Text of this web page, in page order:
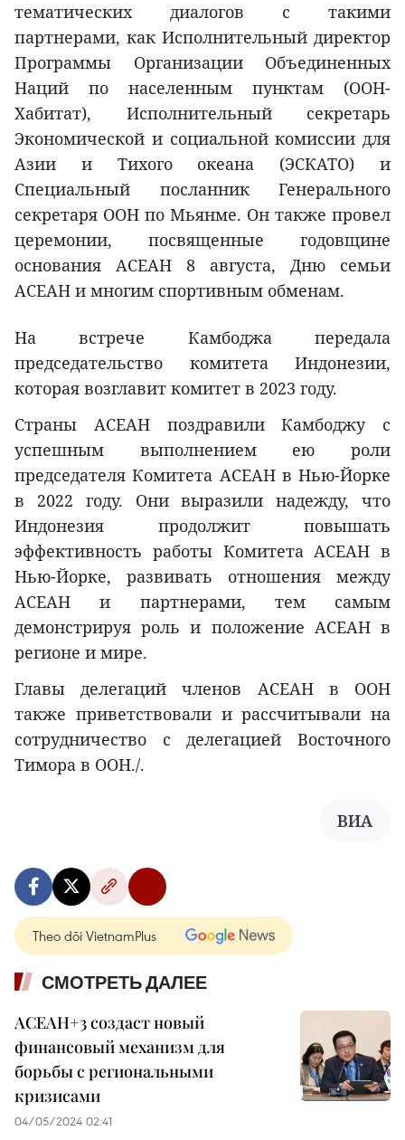
тематических диалогов с такими
партнерами, как Исполнительный директор
Программы Организации Объединенных
Наций по населенным пунктам (ООН-
Хабитат), Исполнительный секретарь
Экономической и социальной комиссии для
Азии и Тихого океана (ЭСКАТО) и
Специальный посланник Генерального
секретаря ООН по Мьянме. Он также провел
церемонии, посвященные годовщине
основания АСЕАН 8 августа, Дню семьи
АСЕАН и многим спортивным обменам.
На встрече Камбоджа передала
председательство комитета Индонезии,
которая возглавит комитет в 2023 году.
Страны АСЕАН поздравили Камбоджу с
успешным выполнением ею роли
председателя Комитета АСЕАН в Нью-Йорке
в 2022 году. Они выразили надежду, что
Индонезия продолжит повышать
эффективность работы Комитета АСЕАН в
Нью-Йорке, развивать отношения между
АСЕАН и партнерами, тем самым
демонстрируя роль и положение АСЕАН в
регионе и мире.
Главы делегаций членов АСЕАН в ООН
также приветствовали и рассчитывали на
сотрудничество с делегацией Восточного
Тимора в ООН./.
ВИА
Theo dõi VietnamPlus
СМОТРЕТЬ ДАЛЕЕ
АСЕАН+3 создаст новый
финансовый механизм для
борьбы с региональными
кризисами
04/05/2024 02:41